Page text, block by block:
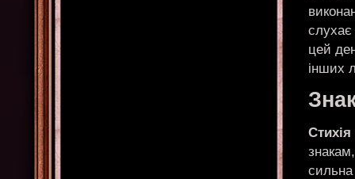
цей
інших
сильна